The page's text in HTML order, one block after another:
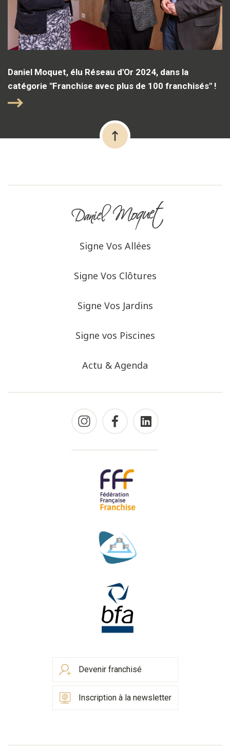
Daniel Moquet, élu Réseau d'Or 2024, dans la
catégorie "Franchise avec plus de 100 franchisés" !
Signe Vos Allées
Signe Vos Clôtures
Signe Vos Jardins
Signe vos Piscines
Actu & Agenda
Devenir franchisé
Inscription à la newsletter